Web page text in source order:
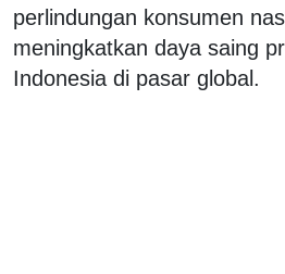
perlindungan konsumen
meningkatkan daya saing
Indonesia di pasar global.